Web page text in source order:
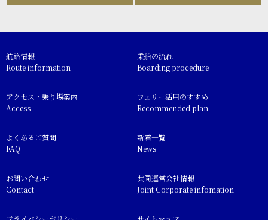
航路情報
Route information
乗船の流れ
Boarding procedure
アクセス・乗り場案内
Access
フェリー活用のすすめ
Recommended plan
よくあるご質問
FAQ
新着一覧
News
お問い合わせ
Contact
共同運営会社情報
Joint Corporate infomation